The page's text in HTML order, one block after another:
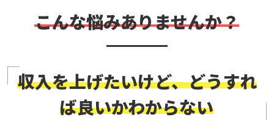
こんな悩みありませんか？
収入を上げたいけど、どうすれ
ば良いかわからない